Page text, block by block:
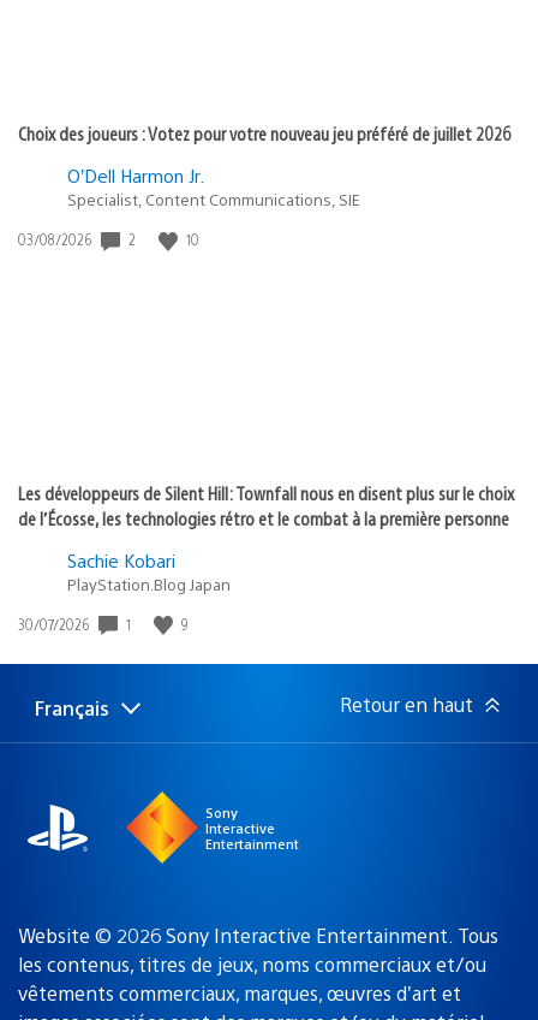
Choix des joueurs : Votez pour votre nouveau jeu préféré de juillet 2026
O’Dell Harmon Jr.
Specialist, Content Communications, SIE
Date
03/08/2026 2 10
Les développeurs de Silent Hill: Townfall nous en disent plus sur le choix
de l’Écosse, les technologies rétro et le combat à la première personne
Sachie Kobari
PlayStation.Blog Japan
Date
publication
30/07/2026 1 9
Choisir
une
Région
actuelle
Français Retour en haut
Sony
Interactive
Entertainment
Website © 2026 Sony Interactive Entertainment. Tous
les contenus, titres de jeux, noms commerciaux et/ou
vêtements commerciaux, marques, œuvres d’art et